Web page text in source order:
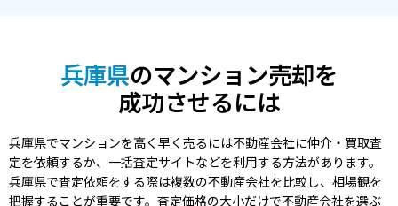
兵庫県のマンション売却を
成功させるには
兵庫県でマンションを高く早く売るには不動産会社に仲介・買取査
定を依頼するか、一括査定サイトなどを利用する方法があります。
兵庫県で査定依頼をする際は複数の不動産会社を比較し、相場観を
把握することが重要です。査定価格の大小だけで不動産会社を選ぶ